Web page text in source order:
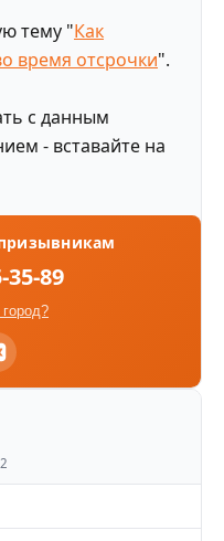
тему "Как
время отсрочки".
с данным
- вставайте на
35-89